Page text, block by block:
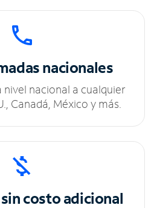
nacionales
nivel nacional a cualquier
Canadá, México y más.
costo adicional